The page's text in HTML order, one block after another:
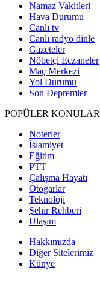
Namaz Vakitleri
Hava Durumu
Canlı tv
Canlı radyo dinle
Gazeteler
Nöbetçi Eczaneler
Maç Merkezi
Yol Durumu
Son Depremler
POPÜLER KONULAR
Noterler
İslamiyet
Eğitim
PTT
Çalışma Hayatı
Otogarlar
Teknoloji
Şehir Rehberi
Ulaşım
Hakkımızda
Diğer Sitelerimiz
Künye